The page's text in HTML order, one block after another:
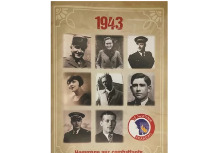
AJOUTER AU PANIER
/